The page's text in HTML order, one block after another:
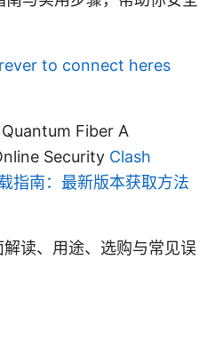
to connect heres
Fiber A
Security Clash
指南：最新版本获取方法
读、用途、选购与常见误